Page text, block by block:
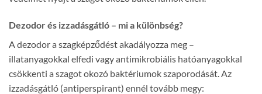
Dezodor és izzadásgátló – mi a különbség?
A dezodor a szagképződést akadályozza meg –
illatanyagokkal elfedi vagy antimikrobiális hatóanyagokkal
csökkenti a szagot okozó baktériumok szaporodását. Az
izzadásgátló (antiperspirant) ennél tovább megy: